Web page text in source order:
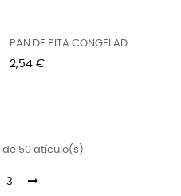
PAN DE PITA CONGELADO
10CM...
Precio
2,54 €
de 50 atículo(s)
3